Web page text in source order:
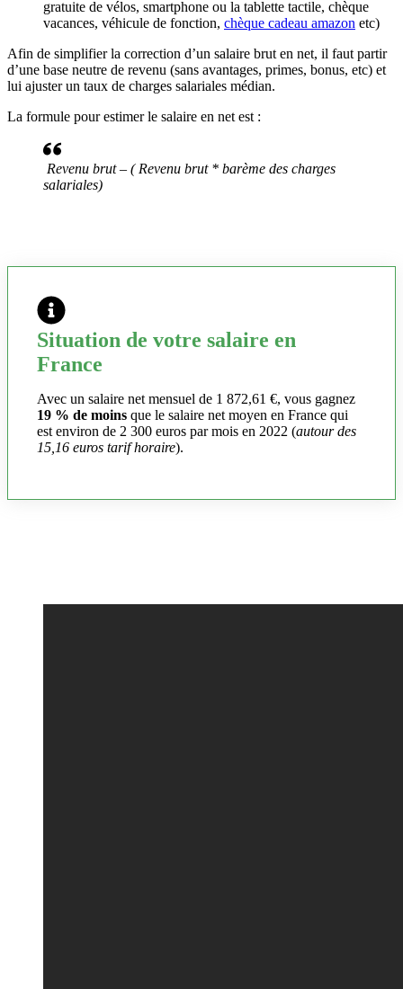
gratuite de vélos, smartphone ou la tablette tactile, chèque
vacances, véhicule de fonction, chèque cadeau amazon etc)
Afin de simplifier la correction d’un salaire brut en net, il faut partir
d’une base neutre de revenu (sans avantages, primes, bonus, etc) et
lui ajuster un taux de charges salariales médian.
La formule pour estimer le salaire en net est :
Revenu brut – ( Revenu brut * barème des charges
salariales)
Situation de votre salaire en
France
Avec un salaire net mensuel de 1 872,61 €, vous gagnez
19 % de moins que le salaire net moyen en France qui
est environ de 2 300 euros par mois en 2022 (autour des
15,16 euros tarif horaire).